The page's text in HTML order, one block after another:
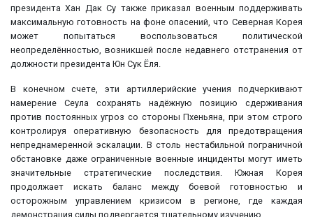
президента Хан Дак Су также приказал военным поддерживать
максимальную готовность на фоне опасений, что Северная Корея
может попытаться воспользоваться политической
неопределённостью, возникшей после недавнего отстранения от
должности президента Юн Сук Ёля.
В конечном счете, эти артиллерийские учения подчеркивают
намерение Сеула сохранять надёжную позицию сдерживания
против постоянных угроз со стороны Пхеньяна, при этом строго
контролируя оперативную безопасность для предотвращения
непреднамеренной эскалации. В столь нестабильной пограничной
обстановке даже ограниченные военные инциденты могут иметь
значительные стратегические последствия. Южная Корея
продолжает искать баланс между боевой готовностью и
осторожным управлением кризисом в регионе, где каждая
демонстрация силы подвергается тщательному изучению.